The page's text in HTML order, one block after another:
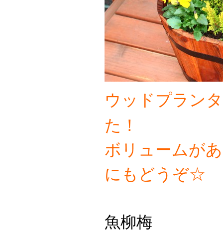
ウッドプラン
た！
ボリュームが
にもどうぞ☆
魚柳梅